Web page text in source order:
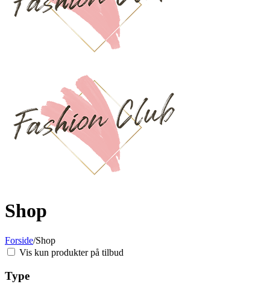
Shop
Forside/Shop
Vis kun produkter på tilbud
Type